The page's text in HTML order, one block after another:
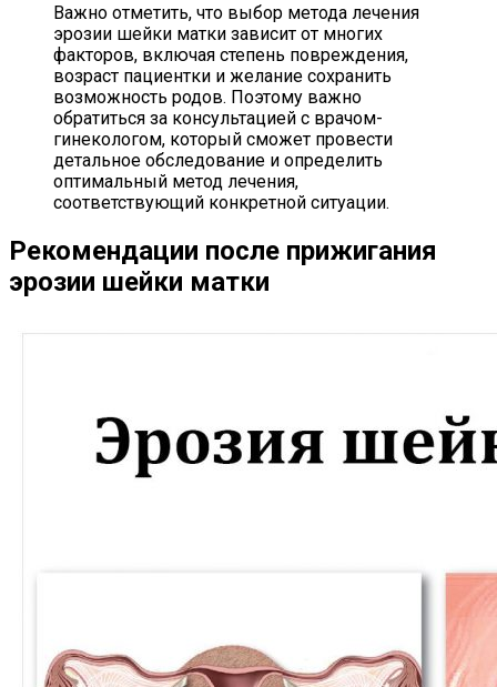
Важно отметить, что выбор метода лечения
эрозии шейки матки зависит от многих
факторов, включая степень повреждения,
возраст пациентки и желание сохранить
возможность родов. Поэтому важно
обратиться за консультацией с врачом-
гинекологом, который сможет провести
детальное обследование и определить
оптимальный метод лечения,
соответствующий конкретной ситуации.
Рекомендации после прижигания
эрозии шейки матки